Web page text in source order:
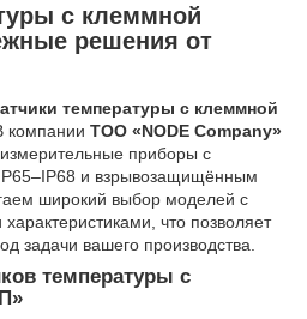
с клеммной
решения от
температуры с клеммной
компании ТОО «NODE Company»
приборы с
и взрывозащищённым
широкий выбор моделей с
что позволяет
задачи вашего производства.
температуры с